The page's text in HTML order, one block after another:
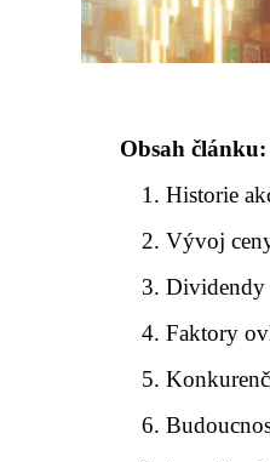
Obsah článku:
Historie
Vývoj
Dividendy
Faktory